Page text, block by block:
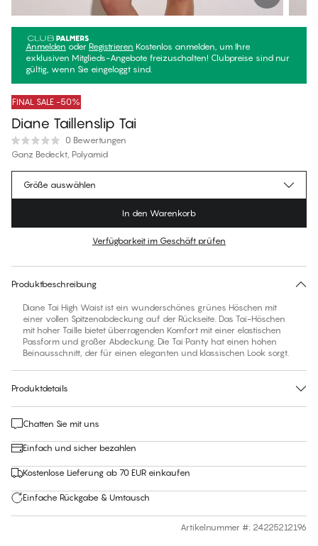
Anmelden oder Registrieren Kostenlos anmelden, um Ihre
exklusiven Mitglieds-Angebote freizuschalten! Clubpreise sind nur
gültig, wenn Sie eingeloggt sind.
FINAL SALE -50%
Diane Taillenslip Tai
0 Bewertungen
Ganz Bedeckt, Polyamid
€46.95Regulärer Preis
Für diesen Artikel gibt es keine empfohlene Größe
Größe auswählen
In den Warenkorb
Verfügbarkeit im Geschäft prüfen
Produktbeschreibung
Diane Tai High Waist ist ein wunderschönes grünes Höschen mit
einer vollen Spitzenabdeckung auf der Rückseite. Das Tai-Höschen
mit hoher Taille bietet überragenden Komfort mit einer elastischen
Passform und großer Abdeckung. Die Tai Panty hat einen hohen
Beinausschnitt, der für einen eleganten und klassischen Look sorgt.
Produktdetails
Chatten Sie mit uns
Einfach und sicher bezahlen
Kostenlose Lieferung ab 70 EUR einkaufen
Einfache Rückgabe & Umtausch
Artikelnummer #: 24225212196